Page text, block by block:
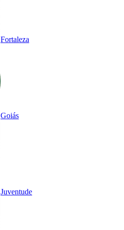
Fortaleza
Goiás
Juventude